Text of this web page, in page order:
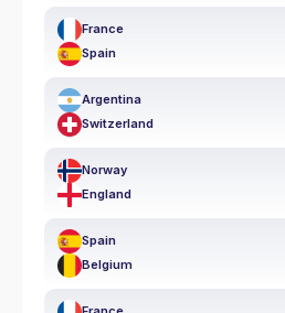
France
Spain
Argentina
Switzerland
Norway
England
Spain
Belgium